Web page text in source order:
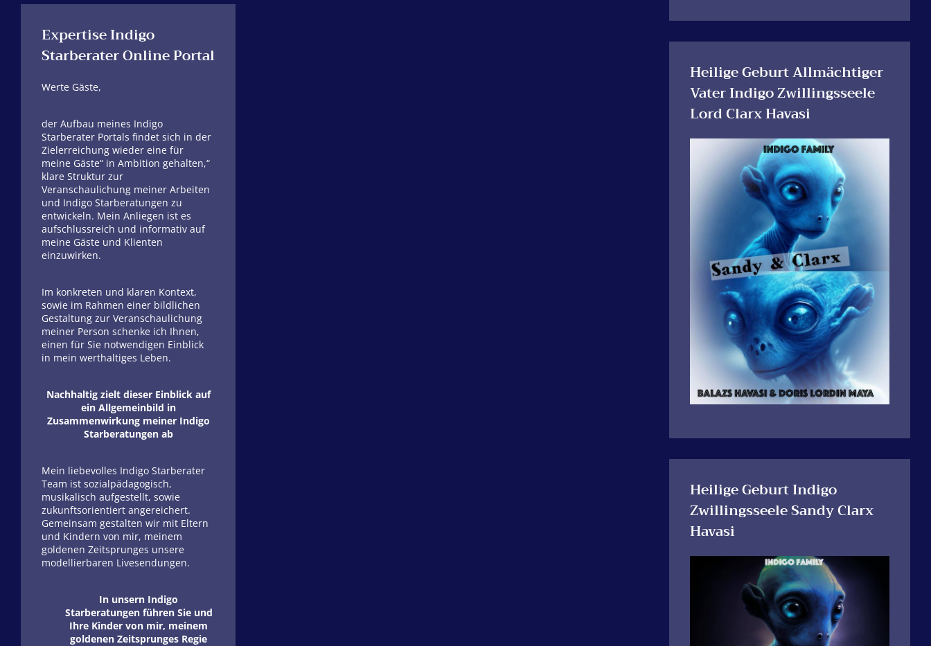
Expertise Indigo
Starberater Online Portal
Werte Gäste,
der Aufbau meines Indigo
Starberater Portals findet sich in der
Zielerreichung wieder eine für
meine Gäste“ in Ambition gehalten,“
klare Struktur zur
Veranschaulichung meiner Arbeiten
und Indigo Starberatungen zu
entwickeln. Mein Anliegen ist es
aufschlussreich und informativ auf
meine Gäste und Klienten
einzuwirken.
Im konkreten und klaren Kontext,
sowie im Rahmen einer bildlichen
Gestaltung zur Veranschaulichung
meiner Person schenke ich Ihnen,
einen für Sie notwendigen Einblick
in mein werthaltiges Leben.
Nachhaltig zielt dieser Einblick auf
ein Allgemeinbild in
Zusammenwirkung meiner Indigo
Starberatungen ab
Mein liebevolles Indigo Starberater
Team ist sozialpädagogisch,
musikalisch aufgestellt, sowie
zukunftsorientiert angereichert.
Gemeinsam gestalten wir mit Eltern
und Kindern von mir, meinem
goldenen Zeitsprunges unsere
modellierbaren Livesendungen.
In unsern Indigo
Starberatungen führen Sie und
Ihre Kinder von mir, meinem
goldenen Zeitsprunges Regie
Heilige Geburt Allmächtiger
Vater Indigo Zwillingsseele
Lord Clarx Havasi
Heilige Geburt Indigo
Zwillingsseele Sandy Clarx
Havasi